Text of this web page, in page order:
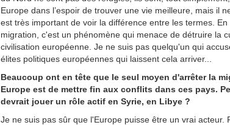
Europe dans l’espoir de trouver une vie meilleure, mais il
est très important de voir la différence entre les termes.
migration, c'est un phénomène qui menace de détruire la
civilisation européenne. Je ne suis pas quelqu'un qui
élites politiques européennes qui laissent cela arriver...
Beaucoup ont en tête que le seul moyen d'arrêter la
Europe est de mettre fin aux conflits dans ces pays.
devrait jouer un rôle actif en Syrie, en Libye ?
Je ne suis pas sûr que l'Europe puisse être un vrai acteur.